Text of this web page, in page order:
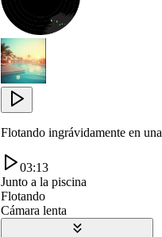
Flotando ingrávidamente en
03:13
Junto a la piscina
Flotando
Cámara lenta